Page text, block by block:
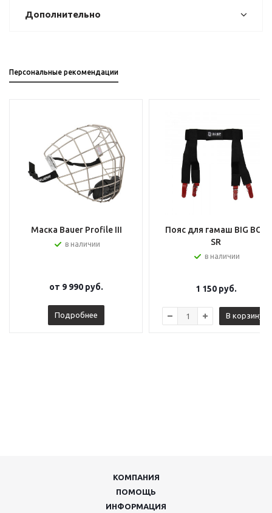
Дополнительно
Персональные рекомендации
Маска Bauer Profile III
в наличии
от 9 990 руб.
Подробнее
Пояс для гамаш BIG BOY
SR
в наличии
1 150руб.
В корзину
КОМПАНИЯ
ПОМОЩЬ
ИНФОРМАЦИЯ